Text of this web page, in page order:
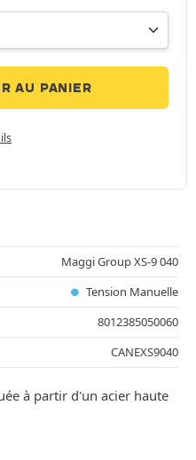
AU PANIER
Maggi Group XS-9 040
Tension Manuelle
8012385050060
CANEXS9040
à partir d'un acier haute